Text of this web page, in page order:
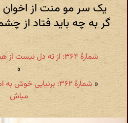
یک سر مو منت از
گر به چه باید فتاد از
شمارهٔ ۳۶۴: از ته دل نیست از همصحبتان رنجیدنش
»
«
شمارهٔ ۳۶۲: برنیایی
مباش